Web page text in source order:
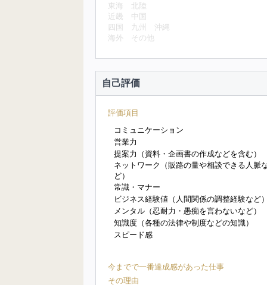
東海
北陸
近畿
中国
四国
九州
沖縄
海外
その他
自己評価
評価項目
コミュニケーション
営業力
提案力（資料・企画書の作成などを含む）
ネットワーク（販路の量や相談できる人脈
ど）
常識・マナー
ビジネス経験値（人間関係の調整経験など
メンタル（忍耐力・愚痴を言わないなど）
知識度（各種の法律や制度などの知識）
スピード感
今までで一番達成感があった仕事
その理由